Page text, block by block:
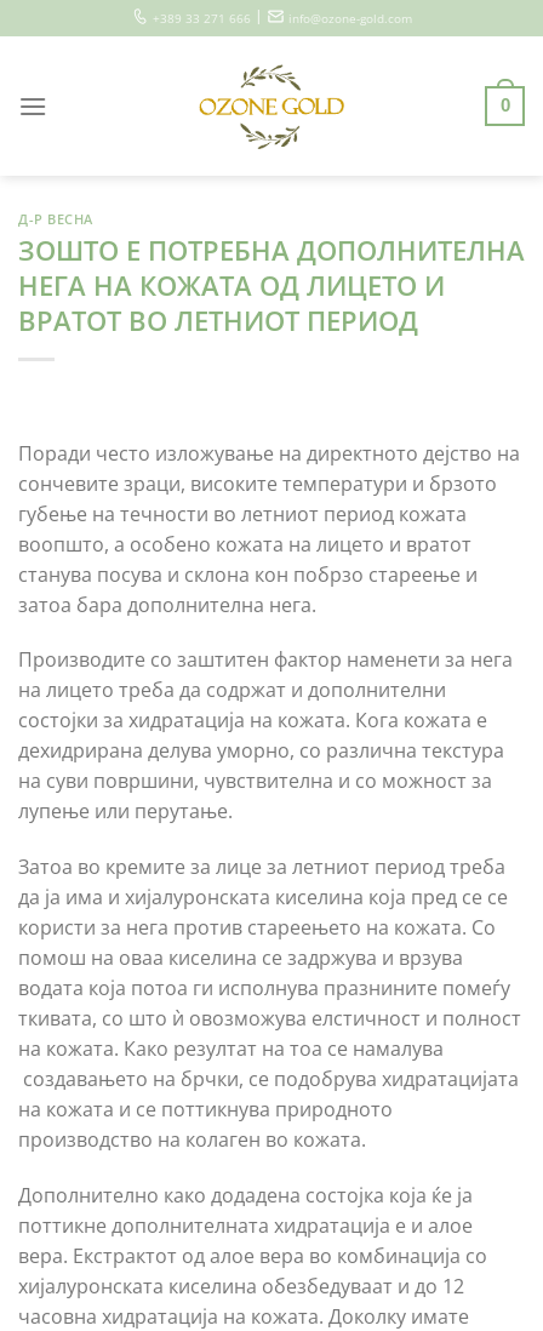
to
+389 33 271 666 | info@ozone-gold.com
0
Д-Р ВЕСНА
ЗОШТО Е ПОТРЕБНА ДОПОЛНИТЕЛНА
НЕГА НА КОЖАТА ОД ЛИЦЕТО И
ВРАТОТ ВО ЛЕТНИОТ ПЕРИОД
Поради често изложување на директното дејство на
сончевите зраци, високите температури и брзото
губење на течности во летниот период кожата
воопшто, а особено кожата на лицето и вратот
станува посува и склона кон побрзо стареење и
затоа бара дополнителна нега.
Производите со заштитен фактор наменети за нега
на лицето треба да содржат и дополнителни
состојки за хидратација на кожата. Кога кожата е
дехидрирана делува уморно, со различна текстура
на суви површини, чувствителна и со можност за
лупење или перутање.
Затоа во кремите за лице за летниот период треба
да ја има и хијалуронската киселина која пред се се
користи за нега против стареењето на кожата. Со
помош на оваа киселина се задржува и врзува
водата која потоа ги исполнува празнините помеѓу
ткивата, со што ѝ овозможува елстичност и полност
на кожата. Како резултат на тоа се намалува
создавањето на брчки, се подобрува хидратацијата
на кожата и се поттикнува природното
производство на колаген во кожата.
Дополнително како додадена состојка која ќе ја
поттикне дополнителната хидратација е и алое
вера. Екстрактот од алое вера во комбинација со
хијалуронската киселина обезбедуваат и до 12
часовна хидратација на кожата. Доколку имате